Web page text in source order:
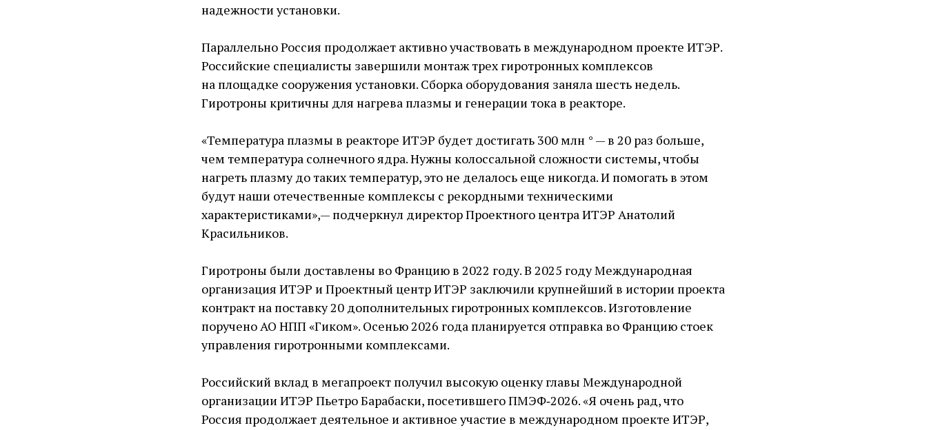
надежности установки.
Параллельно Россия продолжает активно участвовать в международном проекте ИТЭР.
Российские специалисты завершили монтаж трех гиротронных комплексов
на площадке сооружения установки. Сборка оборудования заняла шесть недель.
Гиротроны критичны для нагрева плазмы и генерации тока в реакторе.
«Температура плазмы в реакторе ИТЭР будет достигать 300 млн ° — ​в 20 раз больше,
чем температура солнечного ядра. Нужны колоссальной сложности системы, чтобы
нагреть плазму до таких температур, это не делалось еще никогда. И помогать в этом
будут наши отечественные комплексы с рекордными техническими
характеристиками», — ​подчеркнул директор Проектного центра ИТЭР Анатолий
Красильников.
Гиротроны были доставлены во Францию в 2022 году. В 2025 году Международная
организация ИТЭР и Проектный центр ИТЭР заключили крупнейший в истории проекта
контракт на поставку 20 дополнительных гиротронных комплексов. Изготовление
поручено АО НПП «Гиком». Осенью 2026 года планируется отправка во Францию стоек
управления гиротронными комплексами.
Российский вклад в мегапроект получил высокую оценку главы Международной
организации ИТЭР Пьетро Барабаски, посетившего ПМЭФ‑2026. «Я очень рад, что
Россия продолжает деятельное и активное участие в международном проекте ИТЭР,